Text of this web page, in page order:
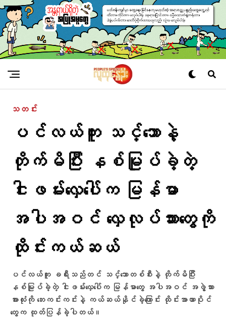
သတင်း
ပင်လယ်ကူး သင်္ဘောနဲ့
တိုက်မိပြီး နစ်မြုပ်ခဲ့တဲ့
ငါးဖမ်းလှေပေါ်က မြန်မာ
အပါအဝင် လှေလုပ်သားတွေကို
ထိုင်းကယ်ဆယ်
ပင်လယ်ကူး ခရီးသည်တင် သင်္ဘောတစ်စီးနဲ့ တိုက်မိပြီး
နစ်မြုပ်ခဲ့တဲ့ ငါးဖမ်းလှေပေါ်က မြန်မာတွေ အပါအဝင် အဖွဲ့သား
အားလုံးကို ဘေးကင်းကင်းနဲ့ ကယ်ဆယ်နိုင်ခဲ့ကြောင်း ထိုင်းအာဏာပိုင်
တွေက ထုတ်ပြန်ခဲ့ပါတယ်။